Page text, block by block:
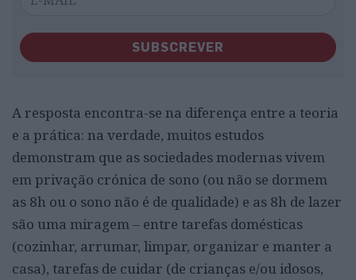
SUBSCREVER
A resposta encontra-se na diferença entre a teoria
e a prática: na verdade, muitos estudos
demonstram que as sociedades modernas vivem
em privação crónica de sono (ou não se dormem
as 8h ou o sono não é de qualidade) e as 8h de lazer
são uma miragem – entre tarefas domésticas
(cozinhar, arrumar, limpar, organizar e manter a
casa), tarefas de cuidar (de crianças e/ou idosos,